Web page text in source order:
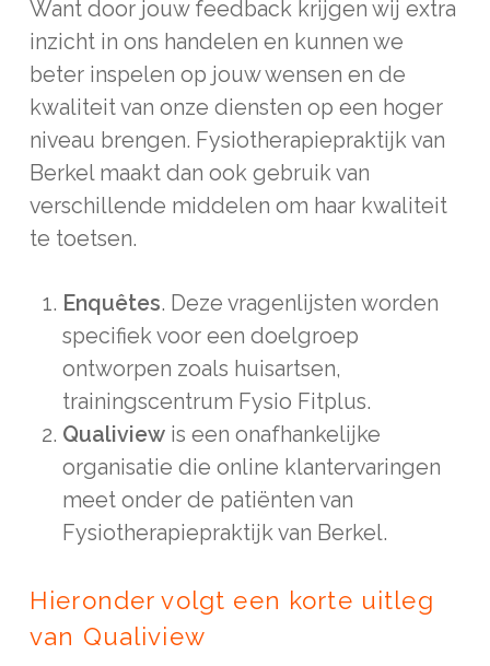
Want door jouw feedback krijgen wij extra
inzicht in ons handelen en kunnen we
beter inspelen op jouw wensen en de
kwaliteit van onze diensten op een hoger
niveau brengen. Fysiotherapiepraktijk van
Berkel maakt dan ook gebruik van
verschillende middelen om haar kwaliteit
te toetsen.
Enquêtes. Deze vragenlijsten worden
specifiek voor een doelgroep
ontworpen zoals huisartsen,
trainingscentrum Fysio Fitplus.
Qualiviewis een onafhankelijke
organisatie die online klantervaringen
meet onder de patiënten van
Fysiotherapiepraktijk van Berkel.
Hieronder volgt een korte uitleg
van Qualiview